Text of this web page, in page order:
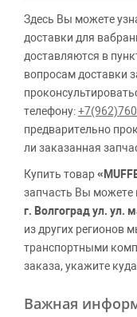
Здесь Вы можете
доставки для
доставляются в
вопросам доставки
телефону:
предварительно
ли заказанная
Купить товар
запчасть Вы можете
г. Волгоград ул. ул.
из других регионов
транспортными
заказа, укажите
Важная